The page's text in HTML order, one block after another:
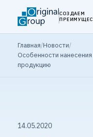
СОЗДАЕМ
Главная/Новости/
Особенности
продукцию
14.05.2020